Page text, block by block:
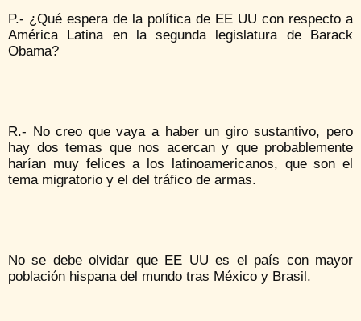
P.- ¿Qué espera de la política de EE UU con respecto a
América Latina en la segunda legislatura de Barack
Obama?
R.- No creo que vaya a haber un giro sustantivo, pero
hay dos temas que nos acercan y que probablemente
harían muy felices a los latinoamericanos, que son el
tema migratorio y el del tráfico de armas.
No se debe olvidar que EE UU es el país con mayor
población hispana del mundo tras México y Brasil.